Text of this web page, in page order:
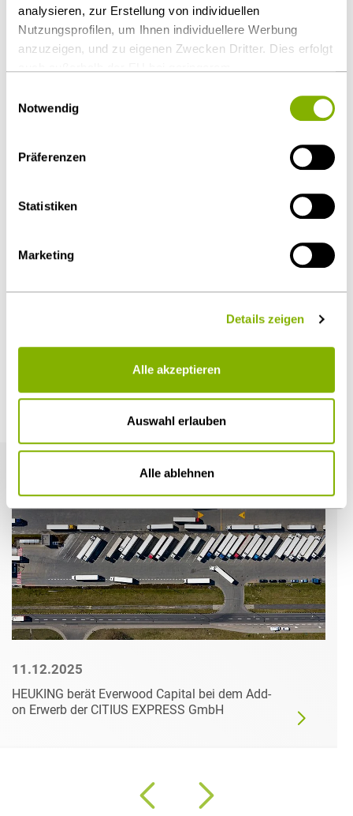
analysieren, zur Erstellung von individuellen
Nutzungsprofilen, um Ihnen individuellere Werbung
anzuzeigen, und zu eigenen Zwecken Dritter. Dies erfolgt
Regelungen das Risiko des staatlichen Zugriffs &
auszuschließen ist. Sie können Ihre Einwilligung jederzeit
über dieCookie-Einstellungen
widerrufen oder ändern.
Notwendig
Präferenzen
Statistiken
Marketing
Details zeigen
Alle akzeptieren
Auswahl erlauben
Alle ablehnen
Ansprechpartner
Dr. Ute Jasper
Weitere Artikel
11.12.2025
HEUKING berät Everwood Capital bei dem Add-
on Erwerb der CITIUS EXPRESS GmbH